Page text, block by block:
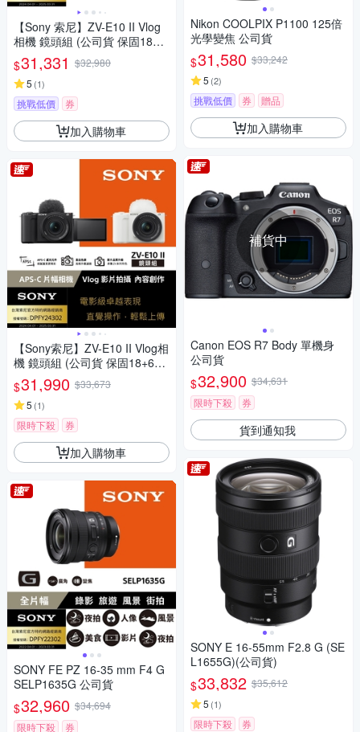
【Sony 索尼】ZV-E10 II Vlog
相機 鏡頭組 (公司貨 保固18+6
個月)
$31,331 $32,980
5 (1)
挑戰低價 券
加入購物車
【Sony索尼】ZV-E10 II Vlog相
機 鏡頭組 (公司貨 保固18+6個
月)
$31,990 $33,673
5 (1)
限時下殺 券
加入購物車
SONY FE PZ 16-35 mm F4 G
SELP1635G 公司貨
$32,960 $34,694
限時下殺
券
Nikon COOLPIX P1100 125倍
光學變焦 公司貨
$31,580 $33,242
5 (2)
挑戰低價 券 贈品
加入購物車
補貨中
Canon EOS R7 Body 單機身
公司貨
$32,900 $34,631
限時下殺
券
貨到通知我
SONY E 16-55mm F2.8 G (SE
L1655G)(公司貨)
$33,832 $35,612
5 (1)
限時下殺 券